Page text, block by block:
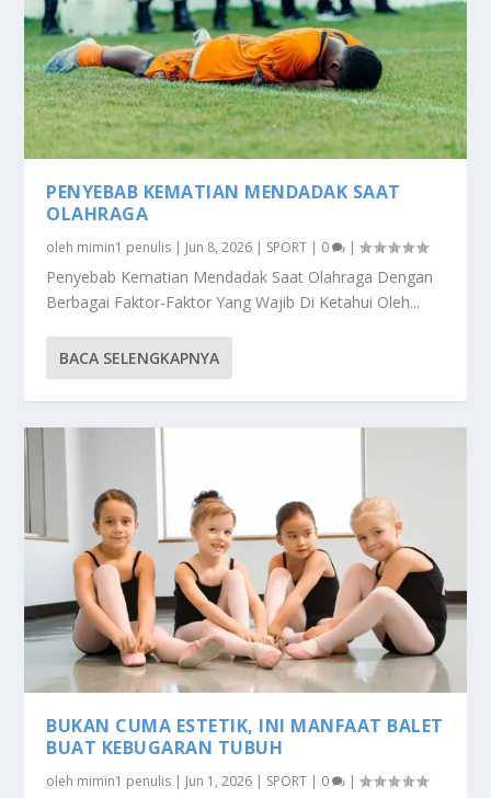
PENYEBAB KEMATIAN MENDADAK SAAT
OLAHRAGA
oleh mimin1 penulis | Jun 8, 2026 | SPORT | 0 |
Penyebab Kematian Mendadak Saat Olahraga Dengan
Berbagai Faktor-Faktor Yang Wajib Di Ketahui Oleh...
BACA SELENGKAPNYA
BUKAN CUMA ESTETIK, INI MANFAAT BALET
BUAT KEBUGARAN TUBUH
oleh mimin1 penulis | Jun 1, 2026 | SPORT | 0 |